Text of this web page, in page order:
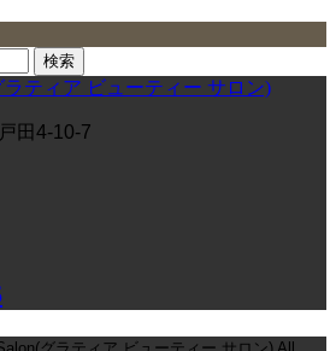
田4-10-7